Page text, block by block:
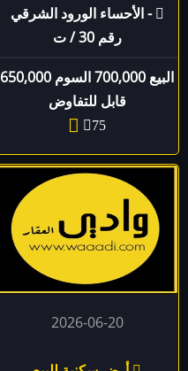
- الأحساء الورود الشرقي
رقم 30 / ت
البيع 700,000 السوم 650,000
قابل للتفاوض
75
2026-06-20